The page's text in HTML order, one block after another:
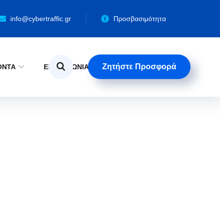
info@cybertraffic.gr Προσβασιμότητα
ΕΠΙΚΟΙΝΩΝΙΑ Ζητήστε Προσφορά